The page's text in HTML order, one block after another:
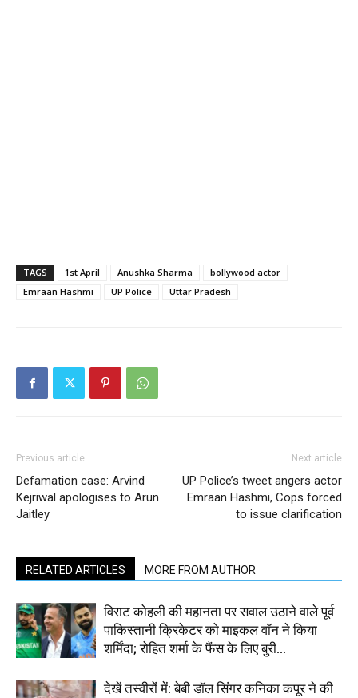
TAGS 1st April Anushka Sharma
bollywood actor
Emraan Hashmi
UP Police Uttar Pradesh
Previous article
Defamation case: Arvind
Kejriwal apologises to Arun
Jaitley
Next article
UP Police’s tweet angers actor
Emraan Hashmi, Cops forced
to issue clarification
RELATED ARTICLES MORE FROM AUTHOR
विराट कोहली की महानता पर सवाल उठाने वाले पूर्व
पाकिस्तानी क्रिकेटर को माइकल वॉन ने किया
शर्मिंदा; रोहित शर्मा के फैंस के लिए बुरी...
देखें तस्वीरों में: बेबी डॉल सिंगर कनिका कपूर ने की